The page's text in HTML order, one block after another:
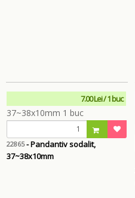
7.00 Lei / 1 buc
22865- Pandantiv sodalit,
37~38x10mm